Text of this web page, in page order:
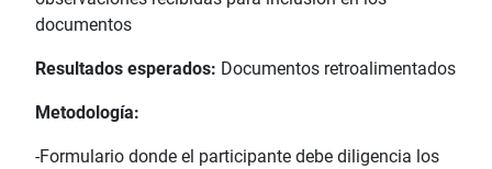
documentos
Resultados esperados: Documentos retroalimentados
Metodología:
-Formulario donde el participante debe diligencia los